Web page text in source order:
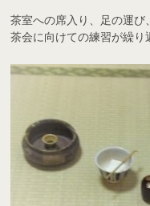
茶室への席入り、足の運
茶会に向けての練習が繰り